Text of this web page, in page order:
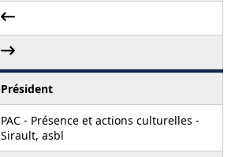
Président
PAC - Présence et actions culturelles -
Sirault, asbl